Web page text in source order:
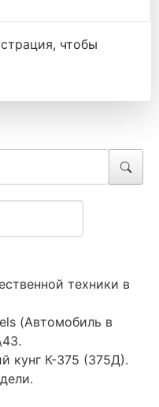
, чтобы
техники в
(Автомобиль в
кунг К-375 (375Д).